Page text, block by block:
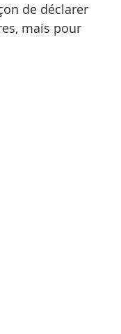
de déclarer
mais pour